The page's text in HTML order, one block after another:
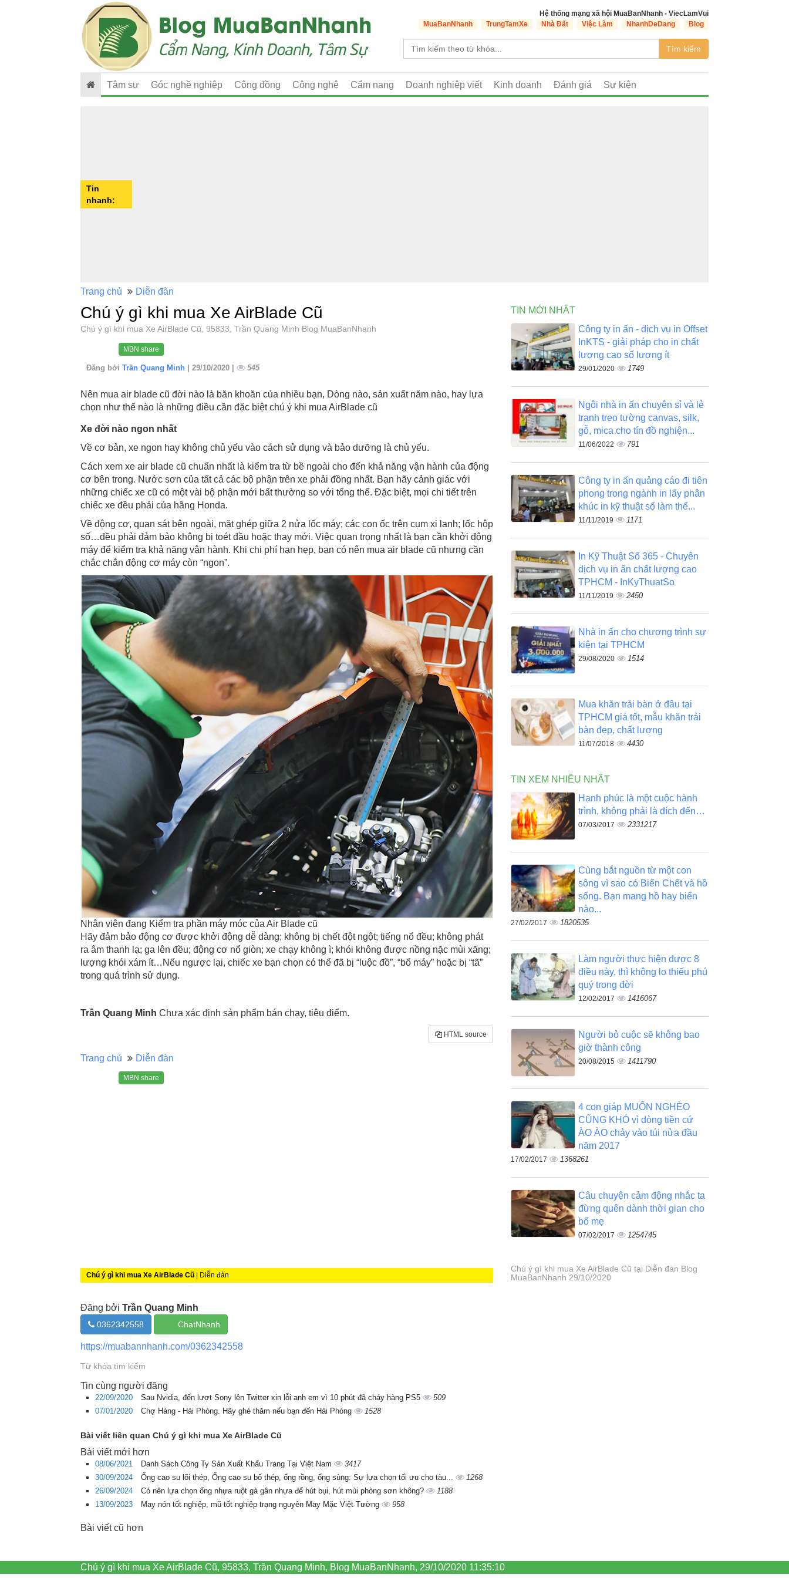
Hệ thống mạng xã hội MuaBanNhanh - ViecLamVui
MuaBanNhanh
TrungTamXe Nhà Đất Việc Làm NhanhDeDang Blog
Tìm kiếm
Tâm sự Góc nghề nghiệp Cộng đồng Công nghệ Cẩm nang Doanh nghiệp viết Kinh doanh Đánh giá Sự kiện
Tin
nhanh:
Trang chủ Diễn đàn
Chú ý gì khi mua Xe AirBlade Cũ
Chú ý gì khi mua Xe AirBlade Cũ, 95833, Trần Quang Minh Blog MuaBanNhanh
MBN share
Đăng bởi Trần Quang Minh | 29/10/2020 | 545
Nên mua air blade cũ đời nào là băn khoăn của nhiều bạn, Dòng nào, sản xuất năm nào, hay lựa
chọn như thế nào là những điều cần đặc biệt chú ý khi mua AirBlade cũ
Xe đời nào ngon nhất
Về cơ bản, xe ngon hay không chủ yếu vào cách sử dụng và bảo dưỡng là chủ yếu.
Cách xem xe air blade cũ chuẩn nhất là kiểm tra từ bề ngoài cho đến khả năng vận hành của động
cơ bên trong. Nước sơn của tất cả các bộ phận trên xe phải đồng nhất. Bạn hãy cảnh giác với
những chiếc xe cũ có một vài bộ phận mới bất thường so với tổng thể. Đặc biệt, mọi chi tiết trên
chiếc xe đều phải của hãng Honda.
Về động cơ, quan sát bên ngoài, mặt ghép giữa 2 nửa lốc máy; các con ốc trên cụm xi lanh; lốc hộp
số…đều phải đảm bảo không bị toét đầu hoặc thay mới. Việc quan trọng nhất là bạn cần khởi động
máy để kiểm tra khả năng vận hành. Khi chi phí hạn hẹp, bạn có nên mua air blade cũ nhưng cần
chắc chắn động cơ máy còn “ngon”.
Nhân viên đang Kiểm tra phần máy móc của Air Blade cũ
Hãy đảm bảo động cơ được khởi động dễ dàng; không bị chết đột ngột; tiếng nổ đều; không phát
ra âm thanh lạ; ga lên đều; động cơ nổ giòn; xe chạy không ì; khói không được nồng nặc mùi xăng;
lượng khói xám ít…Nếu ngược lại, chiếc xe bạn chọn có thể đã bị “luộc đồ”, “bổ máy” hoặc bị “tã”
trong quá trình sử dụng.
Trần Quang Minh Chưa xác định sản phẩm bán chạy, tiêu điểm.
HTML source
Trang chủ Diễn đàn
MBN share
Chú ý gì khi mua Xe AirBlade Cũ | Diễn đàn
Đăng bởi Trần Quang Minh
0362342558 ChatNhanh
https://muabannhanh.com/0362342558
Từ khóa tìm kiếm
Tin cùng người đăng
22/09/2020 Sau Nvidia, đến lượt Sony lên Twitter xin lỗi anh em vì 10 phút đã cháy hàng PS5
509
07/01/2020
Chợ Hàng - Hải Phòng. Hãy ghé thăm nếu bạn đến Hải Phòng 1528
Bài viết liên quan Chú ý gì khi mua Xe AirBlade Cũ
Bài viết mới hơn
08/06/2021 Danh Sách Công Ty Sản Xuất Khẩu Trang Tại Việt Nam
3417
30/09/2024
Ống cao su lõi thép, Ống cao su bố thép, ống rồng, ống sùng: Sự lựa chọn tối ưu cho tàu...
1268
26/09/2024
Có nên lựa chọn ống nhựa ruột gà gân nhựa để hút bụi, hút mùi phòng sơn không?
1188
13/09/2023
May nón tốt nghiệp, mũ tốt nghiệp trạng nguyên May Mặc Việt Tường 958
Bài viết cũ hơn
TIN MỚI NHẤT
Công ty in ấn - dịch vụ in Offset
InKTS - giải pháp cho in chất
lượng cao số lượng ít
29/01/2020 1749
Ngôi nhà in ấn chuyên sỉ và lẻ
tranh treo tường canvas, silk,
gỗ, mica cho tín đồ nghiện...
11/06/2022 791
Công ty in ấn quảng cáo đi tiên
phong trong ngành in lấy phân
khúc in kỹ thuật số làm thế...
11/11/2019 1171
In Kỹ Thuật Số 365 - Chuyên
dịch vụ in ấn chất lượng cao
TPHCM - InKyThuatSo
11/11/2019 2450
Nhà in ấn cho chương trình sự
kiện tại TPHCM
29/08/2020 1514
Mua khăn trải bàn ở đâu tại
TPHCM giá tốt, mẫu khăn trải
bàn đẹp, chất lượng
11/07/2018 4430
TIN XEM NHIỀU NHẤT
Hạnh phúc là một cuộc hành
trình, không phải là đích đến…
07/03/2017 2331217
Cùng bắt nguồn từ một con
sông vì sao có Biển Chết và hồ
sống. Bạn mang hồ hay biển
nào...
27/02/2017 1820535
Làm người thực hiện được 8
điều này, thì không lo thiếu phú
quý trong đời
12/02/2017 1416067
Người bỏ cuộc sẽ không bao
giờ thành công
20/08/2015 1411790
4 con giáp MUỐN NGHÈO
CŨNG KHÓ vì dòng tiền cứ
ÀO ÀO chảy vào túi nửa đầu
năm 2017
17/02/2017 1368261
Câu chuyện cảm động nhắc ta
đừng quên dành thời gian cho
bố mẹ
07/02/2017 1254745
Chú ý gì khi mua Xe AirBlade Cũ tại Diễn đàn Blog
MuaBanNhanh 29/10/2020
Chú ý gì khi mua Xe AirBlade Cũ, 95833, Trần Quang Minh, Blog MuaBanNhanh, 29/10/2020 11:35:10